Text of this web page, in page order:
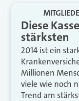
Diese
stärksten
2014 ist ein
Millionen
viele wie noch
Trend am